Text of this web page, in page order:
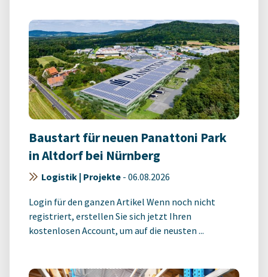
Baustart für neuen Panattoni Park
in Altdorf bei Nürnberg
Logistik | Projekte - 06.08.2026
Login für den ganzen Artikel Wenn noch nicht
registriert, erstellen Sie sich jetzt Ihren
kostenlosen Account, um auf die neusten ...